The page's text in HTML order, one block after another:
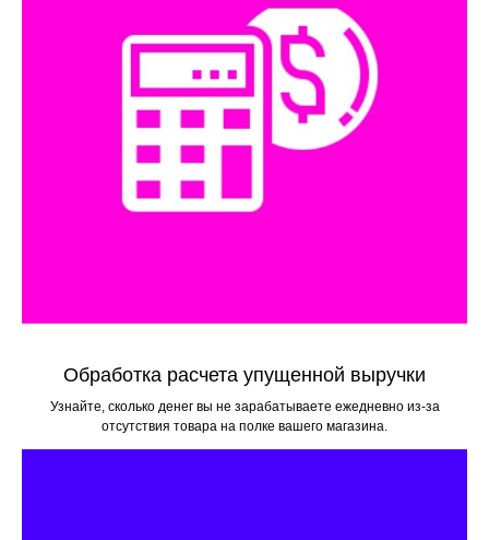
Обработка расчета упущенной выручки
Узнайте, сколько денег вы не зарабатываете ежедневно из-за
отсутствия товара на полке вашего магазина.